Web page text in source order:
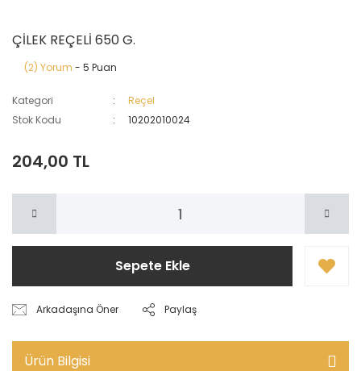
ÇİLEK REÇELİ 650 G.
(2) Yorum - 5 Puan
Kategori
Reçel
Stok Kodu
10202010024
204,00 TL
Sepete Ekle
Arkadaşına Öner Paylaş
Ürün Bilgisi